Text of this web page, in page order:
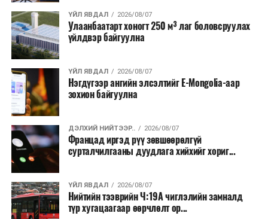
аргаар боловсруулж, эзлэхүүнийг эрс бууруулах
зориулалттай. Лагийг өндөр температурт шатааснаар
эзлэхүүн нь 90 хүртэл хувиар буурч, бактери, вирус
болон бусад өвчин үүсгэгч бичил биетнийг устгах
боломжтой.
Түүнчлэн шаталтын явцад үүсэх дулааныг цахилгаан
болон дулааны эрчим хүч үйлдвэрлэхэд ашиглаж
болдог. Зарим технологийн хувьд шаталтын дараа
үлдэх үнснээс фосфор зэрэг ашигт эрдсийг сэргээн
авах боломжтой аж.
Япон, Герман, Швейцар, Нидерланд, Өмнөд Солонгос
зэрэг улс лаг хатаах, шатаах технологийг ашиглаж
байна. Тухайлбал, Германд лаг шатаах үйлдвэрээс
ҮЙЛ ЯВДАЛ 2026/08/07
Улаанбаатарт хоногт 250 м³ лаг боловсруулах
үйлдвэр байгуулна
ҮЙЛ ЯВДАЛ 2026/08/07
Нэгдүгээр ангийн элсэлтийг E-Mongolia-аар
зохион байгуулна
ДЭЛХИЙ НИЙТЭЭР.. 2026/08/07
Францад иргэд рүү зөвшөөрөлгүй
сурталчилгааны дуудлага хийхийг хориг...
ҮЙЛ ЯВДАЛ 2026/08/07
Нийтийн тээврийн Ч:19А чиглэлийн замналд
түр хугацаагаар өөрчлөлт ор...